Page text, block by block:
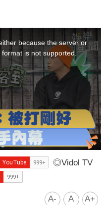
because the server or
is not supported.
◎Vidol TV
A- A A+